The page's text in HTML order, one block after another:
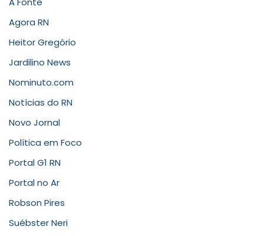
Agora RN
Heitor Gregório
Jardilino News
Nominuto.com
Notícias do RN
Novo Jornal
Política em Foco
Portal G1 RN
Portal no Ar
Robson Pires
Suébster Neri